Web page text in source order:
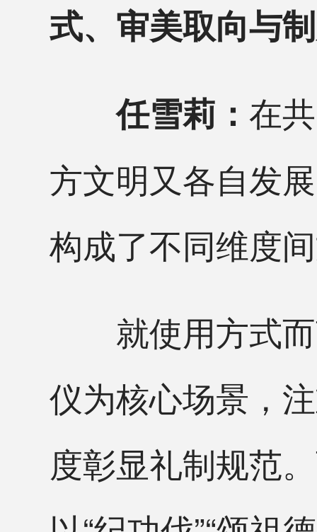
式、审美取向与
任雪莉： 在
方文明又各自发
构成了不同维度
就使用方式而
仪为核心场景，
度彰显礼制规范